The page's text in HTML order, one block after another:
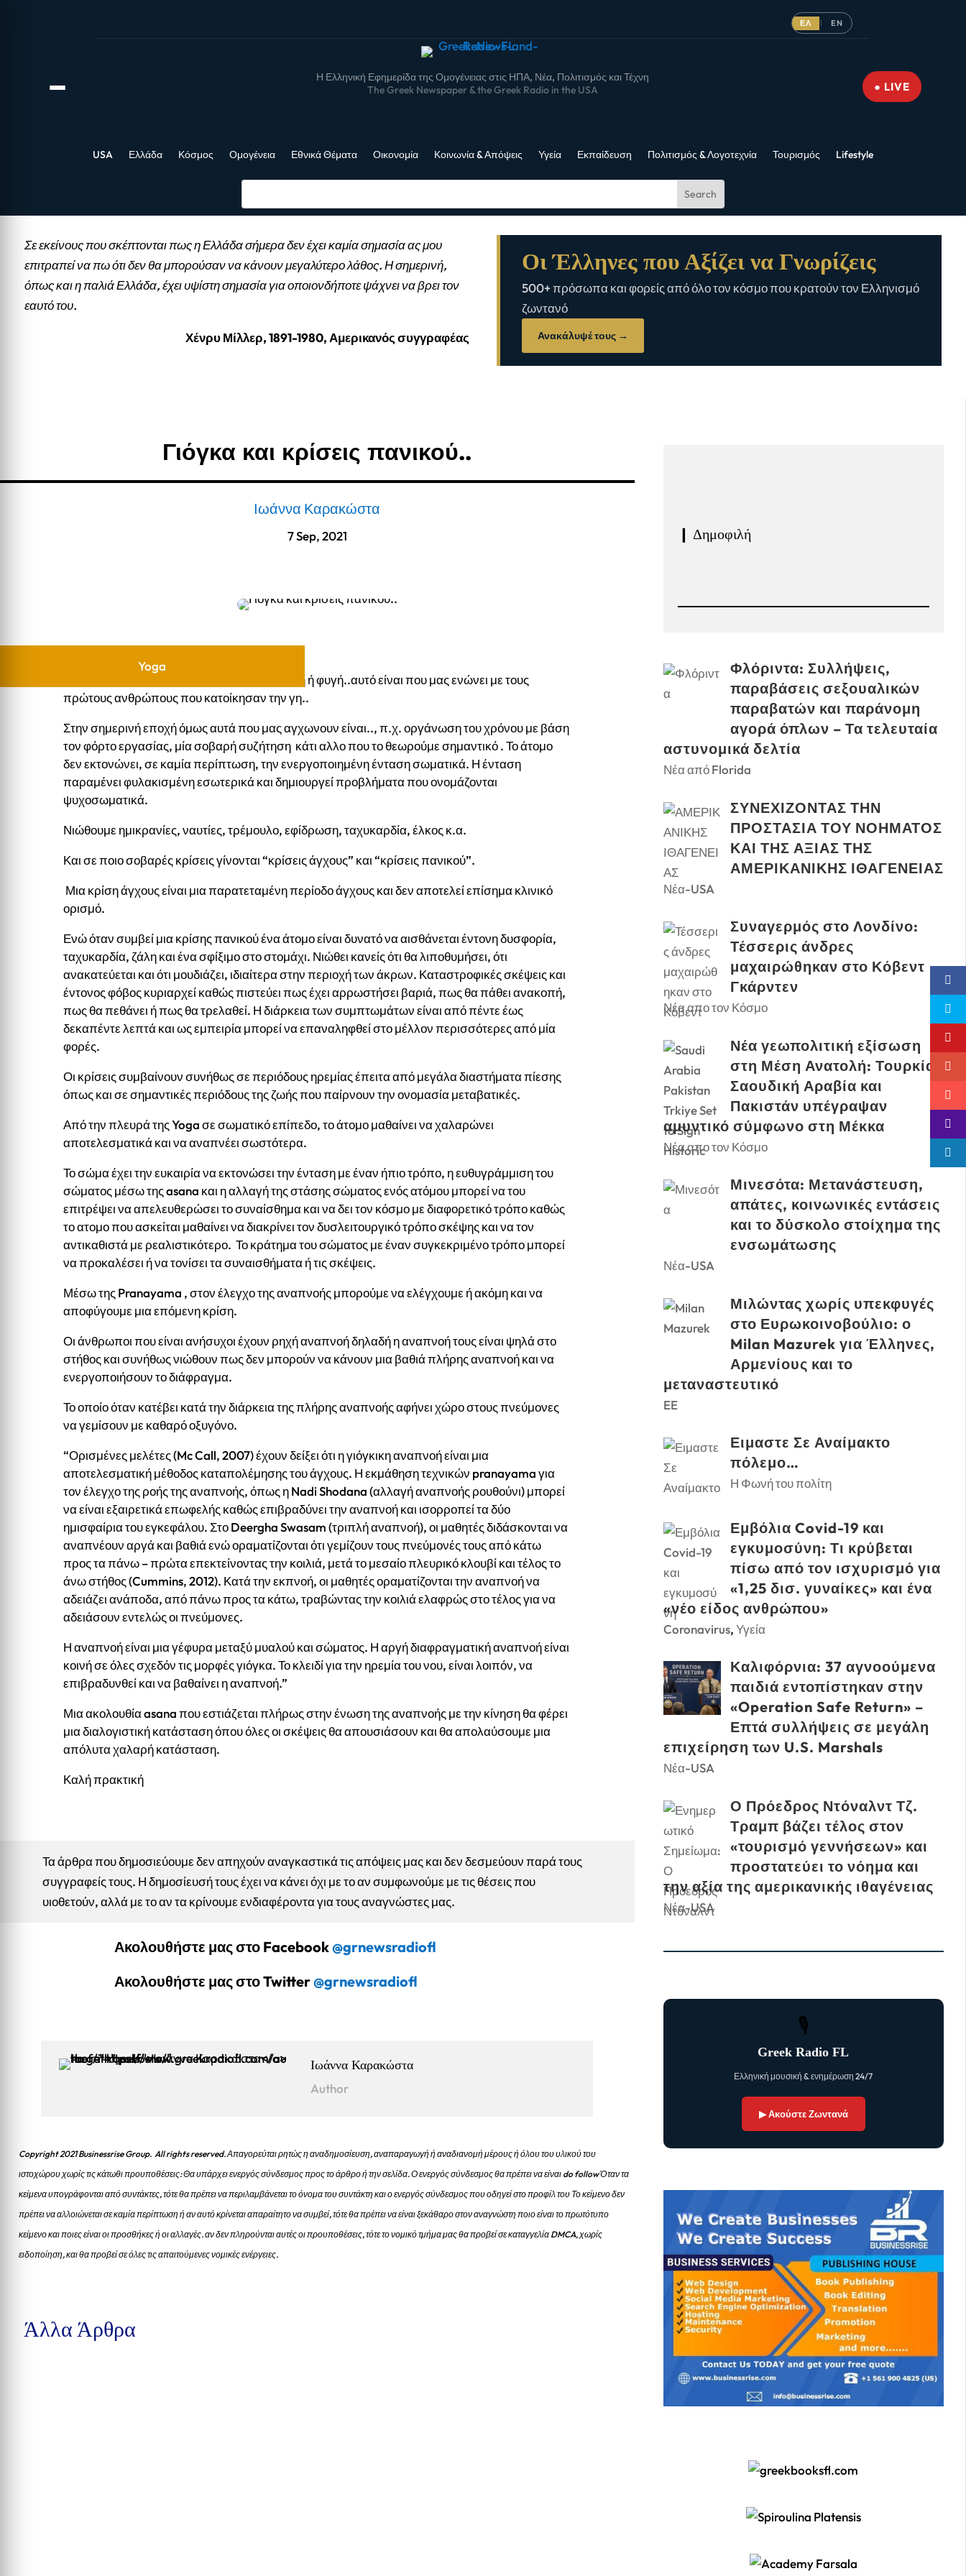
ΕΛ | EN
Η Ελληνική Εφημερίδα της Ομογένειας στις ΗΠΑ, Νέα, Πολιτισμός και Τέχνη
The Greek Newspaper & the Greek Radio in the USA
● LIVE
USA Ελλάδα Κόσμος Ομογένεια Εθνικά Θέματα Οικονομία Κοινωνία & Απόψεις Υγεία Εκπαίδευση Πολιτισμός & Λογοτεχνία Τουρισμός Lifestyle
Σε εκείνους που σκέπτονται πως η Ελλάδα σήμερα δεν έχει καμία σημασία ας μου
επιτραπεί να πω ότι δεν θα μπορούσαν να κάνουν μεγαλύτερο λάθος. Η σημερινή,
όπως και η παλιά Ελλάδα, έχει υψίστη σημασία για οποιονδήποτε ψάχνει να βρει τον
εαυτό του.
Χένρυ Μίλλερ, 1891-1980, Αμερικανός συγγραφέας
Οι Έλληνες που Αξίζει να Γνωρίζεις
500+ πρόσωπα και φορείς από όλο τον κόσμο που κρατούν τον Ελληνισμό
ζωντανό
Ανακάλυψέ τους →
Γιόγκα και κρίσεις πανικού..
Ιωάννα Καρακώστα
7 Sep, 2021
Yoga
Το άγχος ενεργοποιεί τον μηχανισμό για μάχη ή φυγή..αυτό είναι που μας ενώνει με τους
πρώτους ανθρώπους που κατοίκησαν την γη..
Στην σημερινή εποχή όμως αυτά που μας αγχωνουν είναι.., π.χ. οργάνωση του χρόνου με βάση
τον φόρτο εργασίας, μία σοβαρή συζήτηση κάτι αλλο που το θεωρούμε σημαντικό . Το άτομο
δεν εκτονώνει, σε καμία περίπτωση, την ενεργοποιημένη ένταση σωματικά. Η ένταση
παραμένει φυλακισμένη εσωτερικά και δημιουργεί προβλήματα που ονομάζονται
ψυχοσωματικά.
Νιώθουμε ημικρανίες, ναυτίες, τρέμουλο, εφίδρωση, ταχυκαρδία, έλκος κ.α.
Και σε ποιο σοβαρές κρίσεις γίνονται “κρίσεις άγχους” και “κρίσεις πανικού”.
Μια κρίση άγχους είναι μια παρατεταμένη περίοδο άγχους και δεν αποτελεί επίσημα κλινικό
ορισμό.
Ενώ όταν συμβεί μια κρίσης πανικού ένα άτομο είναι δυνατό να αισθάνεται έντονη δυσφορία,
ταχυκαρδία, ζάλη και ένα σφίξιμο στο στομάχι. Νιώθει κανείς ότι θα λιποθυμήσει, ότι
ανακατεύεται και ότι μουδιάζει, ιδιαίτερα στην περιοχή των άκρων. Καταστροφικές σκέψεις και
έντονος φόβος κυριαρχεί καθώς πιστεύει πως έχει αρρωστήσει βαριά, πως θα πάθει ανακοπή,
πως θα πεθάνει ή πως θα τρελαθεί. Η διάρκεια των συμπτωμάτων είναι από πέντε έως
δεκαπέντε λεπτά και ως εμπειρία μπορεί να επαναληφθεί στο μέλλον περισσότερες από μία
φορές.
Οι κρίσεις συμβαίνουν συνήθως σε περιόδους ηρεμίας έπειτα από μεγάλα διαστήματα πίεσης
όπως και σε σημαντικές περιόδους της ζωής που παίρνουν την ονομασία μεταβατικές.
Από την πλευρά της Yoga σε σωματικό επίπεδο, το άτομο μαθαίνει να χαλαρώνει
αποτελεσματικά και να αναπνέει σωστότερα.
Το σώμα έχει την ευκαιρία να εκτονώσει την ένταση με έναν ήπιο τρόπο, η ευθυγράμμιση του
σώματος μέσω της asana και η αλλαγή της στάσης σώματος ενός ατόμου μπορεί να του
επιτρέψει να απελευθερώσει το συναίσθημα και να δει τον κόσμο με διαφορετικό τρόπο καθώς
το ατομο που ασκείται μαθαίνει να διακρίνει τον δυσλειτουργικό τρόπο σκέψης και να τον
αντικαθιστά με ρεαλιστικότερο. Το κράτημα του σώματος με έναν συγκεκριμένο τρόπο μπορεί
να προκαλέσει ή να τονίσει τα συναισθήματα ή τις σκέψεις.
Μέσω της Pranayama , στον έλεγχο της αναπνοής μπορούμε να ελέγχουμε ή ακόμη και να
αποφύγουμε μια επόμενη κρίση.
Οι άνθρωποι που είναι ανήσυχοι έχουν ρηχή αναπνοή δηλαδή η αναπνοή τους είναι ψηλά στο
στήθος και συνήθως νιώθουν πως δεν μπορούν να κάνουν μια βαθιά πλήρης αναπνοή και να
ενεργοποιήσουν το διάφραγμα.
Το οποίο όταν κατέβει κατά την διάρκεια της πλήρης αναπνοής αφήνει χώρο στους πνεύμονες
να γεμίσουν με καθαρό οξυγόνο.
“Ορισμένες μελέτες (Mc Call, 2007) έχουν δείξει ότι η γιόγκικη αναπνοή είναι μια
αποτελεσματική μέθοδος καταπολέμησης του άγχους. Η εκμάθηση τεχνικών pranayama για
τον έλεγχο της ροής της αναπνοής, όπως η Nadi Shodana (αλλαγή αναπνοής ρουθούνι) μπορεί
να είναι εξαιρετικά επωφελής καθώς επιβραδύνει την αναπνοή και ισορροπεί τα δύο
ημισφαίρια του εγκεφάλου. Στο Deergha Swasam (τριπλή αναπνοή), οι μαθητές διδάσκονται να
αναπνέουν αργά και βαθιά ενώ οραματίζονται ότι γεμίζουν τους πνεύμονές τους από κάτω
προς τα πάνω – πρώτα επεκτείνοντας την κοιλιά, μετά το μεσαίο πλευρικό κλουβί και τέλος το
άνω στήθος (Cummins, 2012). Κατά την εκπνοή, οι μαθητές οραματίζονται την αναπνοή να
αδειάζει ανάποδα, από πάνω προς τα κάτω, τραβώντας την κοιλιά ελαφρώς στο τέλος για να
αδειάσουν εντελώς οι πνεύμονες.
Η αναπνοή είναι μια γέφυρα μεταξύ μυαλού και σώματος. Η αργή διαφραγματική αναπνοή είναι
κοινή σε όλες σχεδόν τις μορφές γιόγκα. Το κλειδί για την ηρεμία του νου, είναι λοιπόν, να
επιβραδυνθεί και να βαθαίνει η αναπνοή.”
Μια ακολουθία asana που εστιάζεται πλήρως στην ένωση της αναπνοής με την κίνηση θα φέρει
μια διαλογιστική κατάσταση όπου όλες οι σκέψεις θα απουσιάσουν και θα απολαύσουμε μια
απόλυτα χαλαρή κατάσταση.
Καλή πρακτική
Τα άρθρα που δημοσιεύουμε δεν απηχούν αναγκαστικά τις απόψεις μας και δεν δεσμεύουν παρά τους
συγγραφείς τους. Η δημοσίευσή τους έχει να κάνει όχι με το αν συμφωνούμε με τις θέσεις που
υιοθετούν, αλλά με το αν τα κρίνουμε ενδιαφέροντα για τους αναγνώστες μας.
Ακολουθήστε μας στο Facebook@grnewsradiofl
Ακολουθήστε μας στο Twitter@grnewsradiofl
Ιωάννα Καρακώστα
Author
Copyright 2021 Businessrise Group. All rights reserved. Απαγορεύται ρητώς η αναδημοσίευση, αναπαραγωγή ή αναδιανομή μέρους ή όλου του υλικού του
ιστοχώρου χωρίς τις κάτωθι προυποθέσεις: Θα υπάρχει ενεργός σύνδεσμος προς το άρθρο ή την σελίδα.Ο ενεργός σύνδεσμος θα πρέπει να είναι do follow Όταν τα
κείμενα υπογράφονται από συντάκτες, τότε θα πρέπει να περιλαμβάνεται το όνομα του συντάκτη και ο ενεργός σύνδεσμος που οδηγεί στο προφίλ του Το κείμενο δεν
πρέπει να αλλοιώνεται σε καμία περίπτωση ή αν αυτό κρίνεται απαραίτητο να συμβεί, τότε θα πρέπει να είναι ξεκάθαρο στον αναγνώστη ποιο είναι το πρωτότυπο
κείμενο και ποιες είναι οι προσθήκες ή οι αλλαγές. αν δεν πληρούνται αυτές οι προυποθέσεις, τότε το νομικό τμήμα μας θα προβεί σε καταγγελία DMCA, χωρίς
ειδοποίηση, και θα προβεί σε όλες τις απαιτούμενες νομικές ενέργειες.
Άλλα Άρθρα
❙ Δημοφιλή
Φλόριντα: Συλλήψεις,
παραβάσεις σεξουαλικών
παραβατών και παράνομη
αγορά όπλων – Τα τελευταία
αστυνομικά δελτία
Νέα από Florida
ΣΥΝΕΧΙΖΟΝΤΑΣ ΤΗΝ
ΠΡΟΣΤΑΣΙΑ ΤΟΥ ΝΟΗΜΑΤΟΣ
ΚΑΙ ΤΗΣ ΑΞΙΑΣ ΤΗΣ
ΑΜΕΡΙΚΑΝΙΚΗΣ ΙΘΑΓΕΝΕΙΑΣ
Νέα-USA
Συναγερμός στο Λονδίνο:
Τέσσερις άνδρες
μαχαιρώθηκαν στο Κόβεντ
Γκάρντεν
Νέα απο τον Κόσμο
Νέα γεωπολιτική εξίσωση
στη Μέση Ανατολή: Τουρκία,
Σαουδική Αραβία και
Πακιστάν υπέγραψαν
αμυντικό σύμφωνο στη Μέκκα
Νέα απο τον Κόσμο
Μινεσότα: Μετανάστευση,
απάτες, κοινωνικές εντάσεις
και το δύσκολο στοίχημα της
ενσωμάτωσης
Νέα-USA
Μιλώντας χωρίς υπεκφυγές
στο Ευρωκοινοβούλιο: ο
Milan Mazurek για Έλληνες,
Αρμενίους και το
μεταναστευτικό
EE
Ειμαστε Σε Αναίμακτο
πόλεμο…
Η Φωνή του πολίτη
Εμβόλια Covid-19 και
εγκυμοσύνη: Τι κρύβεται
πίσω από τον ισχυρισμό για
«1,25 δισ. γυναίκες» και ένα
«νέο είδος ανθρώπου»
Coronavirus,Υγεία
Καλιφόρνια: 37 αγνοούμενα
παιδιά εντοπίστηκαν στην
«Operation Safe Return» –
Επτά συλλήψεις σε μεγάλη
επιχείρηση των U.S. Marshals
Νέα-USA
Ο Πρόεδρος Ντόναλντ Τζ.
Τραμπ βάζει τέλος στον
«τουρισμό γεννήσεων» και
προστατεύει το νόημα και
την αξία της αμερικανικής ιθαγένειας
Νέα-USA
🎙
Greek Radio FL
Ελληνική μουσική & ενημέρωση 24/7
▶ Ακούστε Ζωντανά